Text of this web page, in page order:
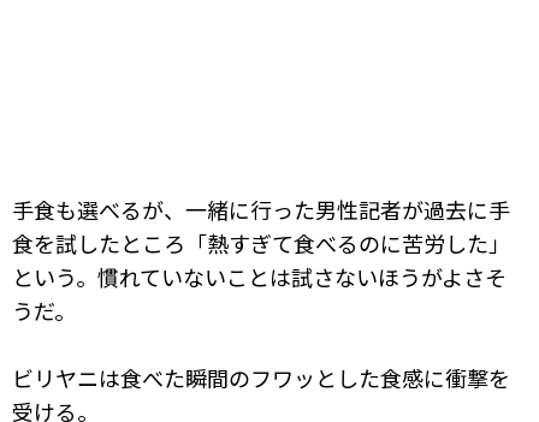
手食も選べるが、一緒に行った男性記者が過去に手
食を試したところ「熱すぎて食べるのに苦労した」
という。慣れていないことは試さないほうがよさそ
うだ。
ビリヤニは食べた瞬間のフワッとした食感に衝撃を
受ける。